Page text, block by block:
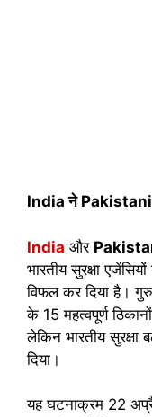
India ने Pakistani
India और
भारतीय सुरक्षा
विफल कर दिया है।
के 15 महत्वपूर्ण
लेकिन भारतीय
दिया।
यह घटनाक्रम 22